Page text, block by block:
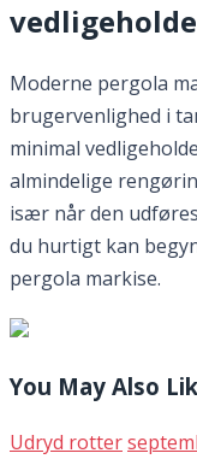
Moderne pergola
brugervenlighed i
minimal
almindelige
især når den
du hurtigt kan
pergola markise.
You May Also
Udryd rotter